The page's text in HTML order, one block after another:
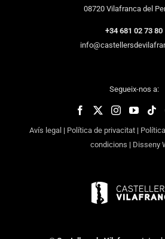
08720 Vilafranca del
+34 681 02 73 80
Segueix-nos a:
Avís legal | Política de privacitat|
condicions | Disseny